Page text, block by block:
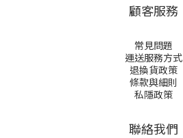
顧客服務
常見問題
運送服務方式
退換貨政策
條款與細則
私隱政策
聯絡我們